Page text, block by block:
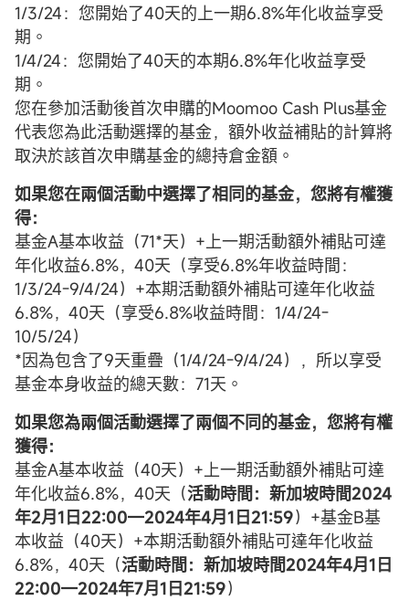
1/3/24：您開始了40天的上一期6.8%年化收益享受
期。
1/4/24：您開始了40天的本期6.8%年化收益享受
期。
您在參加活動後首次申購的Moomoo Cash Plus基金
代表您為此活動選擇的基金，額外收益補貼的計算將
取決於該首次申購基金的總持倉金額。
如果您在兩個活動中選擇了相同的基金，您將有權獲
得：
基金A基本收益（71*天）+上一期活動額外補貼可達
年化收益6.8%，40天（享受6.8%年收益時間：
1/3/24-9/4/24）+本期活動額外補貼可達年化收益
6.8%，40天（享受6.8%收益時間：1/4/24-
10/5/24）
*因為包含了9天重疊（1/4/24-9/4/24），所以享受
基金本身收益的總天數：71天。
如果您為兩個活動選擇了兩個不同的基金，您將有權
獲得：
基金A基本收益（40天）+上一期活動額外補貼可達
年化收益6.8%，40天（活動時間：新加坡時間2024
年2月1日22:00—2024年4月1日21:59）+基金B基
本收益（40天）+本期活動額外補貼可達年化收益
6.8%，40天（活動時間：新加坡時間2024年4月1日
22:00—2024年7月1日21:59）